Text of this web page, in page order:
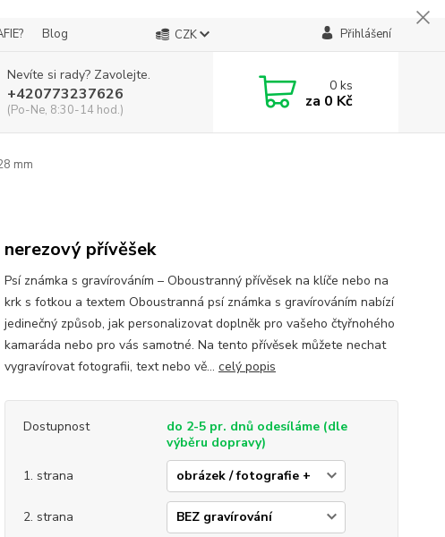
Blog CZK Přihlášení
Nevíte si rady? Zavolejte.
+420773237626
(Po-Ne, 8:30-14 hod.)
0ks
za 0 Kč
mm
nerezový přívěšek
Psí známka s gravírováním – Oboustranný přívěsek na klíče nebo na
krk s fotkou a textem Oboustranná psí známka s gravírováním nabízí
jedinečný způsob, jak personalizovat doplněk pro vašeho čtyřnohého
kamaráda nebo pro vás samotné. Na tento přívěsek můžete nechat
vygravírovat fotografii, text nebo vě... celý popis
Dostupnost
do 2-5 pr. dnů odesíláme (dle
výběru dopravy)
1. strana
2. strana